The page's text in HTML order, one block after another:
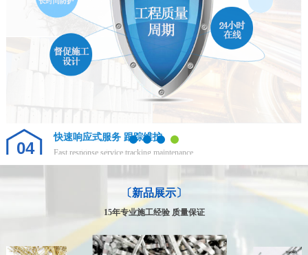
04
快速响应式服务 跟踪维护
Fast response service tracking maintenance
专业的售后服务体系，让你得到的不仅仅是合作
公司拥有一支专业化的技术服务队伍，具有多年行业从事经验，能及
时、高效的为客户提供专业、科学、完善的整套系统解决方案 常年
跟踪服务，遇到有关技术和售后服务问题，我们将通过专门的部门及
时处理顾客的问题，完善周到的售后服务，赢得了众多客户的信赖
〔新品展示〕
15年专业施工经验 质量保证